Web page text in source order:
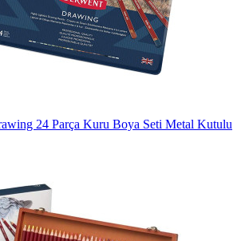
24 Parça Kuru Boya Seti Metal Kutulu